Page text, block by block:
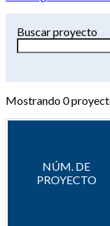
Buscar proyecto
Mostrando0
NÚM. DE
PROYECTO